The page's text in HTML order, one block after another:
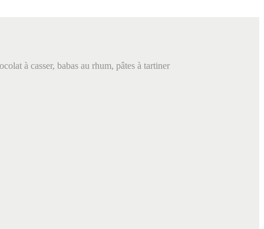
à casser, babas au rhum, pâtes à tartiner